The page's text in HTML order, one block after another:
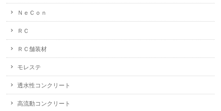
ＮｅＣｏｎ
ＲＣ
ＲＣ舗装材
モレステ
透水性コンクリート
高流動コンクリート